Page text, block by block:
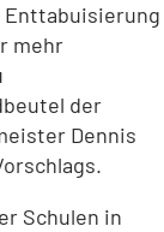
mehr
der
Dennis
Schulen in